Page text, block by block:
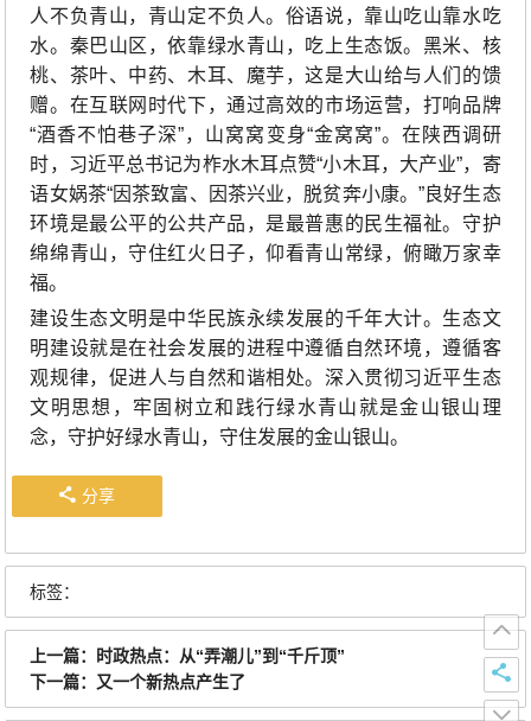
人不负青山，青山定不负人。俗语说，靠山吃山靠水吃
水。秦巴山区，依靠绿水青山，吃上生态饭。黑米、核
桃、茶叶、中药、木耳、魔芋，这是大山给与人们的馈
赠。在互联网时代下，通过高效的市场运营，打响品牌
“酒香不怕巷子深”，山窝窝变身“金窝窝”。在陕西调研
时，习近平总书记为柞水木耳点赞“小木耳，大产业”，寄
语女娲茶“因茶致富、因茶兴业，脱贫奔小康。”良好生态
环境是最公平的公共产品，是最普惠的民生福祉。守护
绵绵青山，守住红火日子，仰看青山常绿，俯瞰万家幸
福。
建设生态文明是中华民族永续发展的千年大计。生态文
明建设就是在社会发展的进程中遵循自然环境，遵循客
观规律，促进人与自然和谐相处。深入贯彻习近平生态
文明思想，牢固树立和践行绿水青山就是金山银山理
念，守护好绿水青山，守住发展的金山银山。
分享
标签：
上一篇： 时政热点：从“弄潮儿”到“千斤顶”
下一篇： 又一个新热点产生了